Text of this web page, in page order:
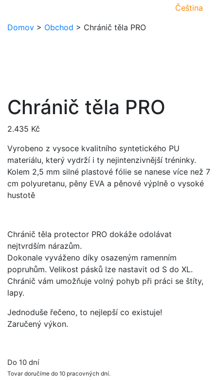
Čeština
Domov > Obchod > Chránič těla PRO
Chránič těla PRO
2.435 Kč
Vyrobeno z vysoce kvalitního syntetického PU
materiálu, který vydrží i ty nejintenzivnější tréninky.
Kolem 2,5 mm silné plastové fólie se nanese více než 7
cm polyuretanu, pěny EVA a pěnové výplně o vysoké
hustotě
Chránič těla protector PRO dokáže odolávat
nejtvrdším nárazům.
Dokonale vyváženo díky osazeným ramenním
popruhům. Velikost pásků lze nastavit od S do XL.
Chránič vám umožňuje volný pohyb při práci se štíty,
lapy.
Jednoduše řečeno, to nejlepší co existuje!
Zaručený výkon.
Do 10 dní
Tovar doručíme do 10 pracovných dní.